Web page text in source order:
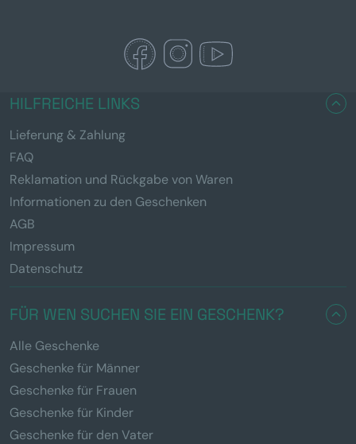
HILFREICHE LINKS
Lieferung & Zahlung
FAQ
Reklamation und Rückgabe von Waren
Informationen zu den Geschenken
AGB
Impressum
Datenschutz
FÜR WEN SUCHEN SIE EIN GESCHENK?
Alle Geschenke
Geschenke für Männer
Geschenke für Frauen
Geschenke für Kinder
Geschenke für den Vater